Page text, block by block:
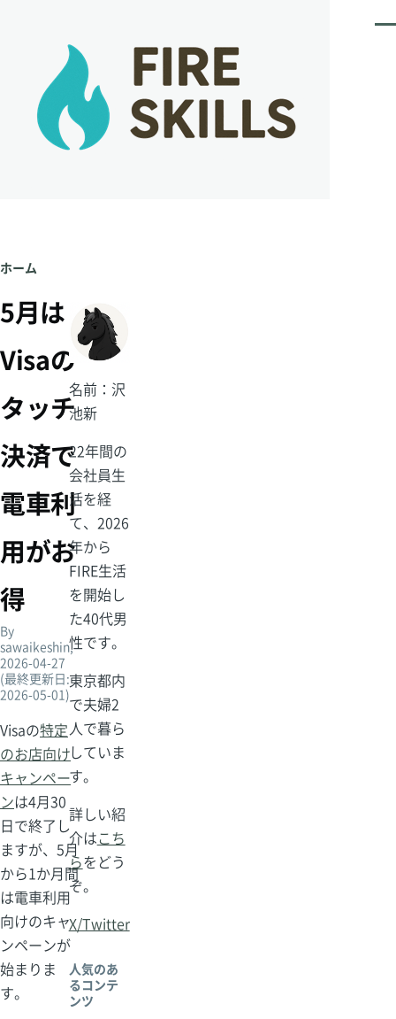
パ
ン
く
ず
ホーム
5月は
Visaの
タッチ
決済で
電車利
用がお
得
By
sawaikeshin,
2026-04-27
(最終更新日:
2026-05-01)
Visaの特定
のお店向け
キャンペー
ンは4月30
日で終了し
ますが、5月
から1か月間
は電車利用
向けのキャ
ンペーンが
始まりま
す。
名前：沢
池新
22年間の
会社員生
活を経
て、2026
年から
FIRE生活
を開始し
た40代男
性です。
東京都内
で夫婦2
人で暮ら
していま
す。
詳しい紹
介はこち
らをどう
ぞ。
X/Twitter
人気のあ
るコンテ
ンツ